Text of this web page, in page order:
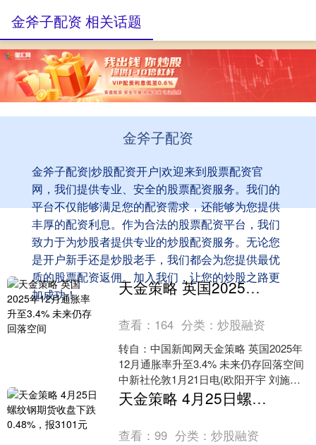
金斧子配资
金斧子配资|炒股配资开户|欢迎来到股票配资官
网，我们提供专业、安全的股票配资服务。我们的
平台不仅能够满足您的配资需求，还能够为您提供
丰厚的配资利息。作为合法的股票配资平台，我们
致力于为炒股者提供专业的炒股配资服务。无论您
是开户新手还是炒股老手，我们都会为您提供最优
质的股票配资返佣。加入我们，让您的炒股之路更
加成功！
金斧子配资 相关话题
天金策略 英国2025年12月通胀率升至3.4% 未来仍存回落空间
查看： 164 分类：炒股融资
转自：中国新闻网天金策略 英国2025年
12月通胀率升至3.4% 未来仍存回落空间
中新社伦敦1月21日电(欧阳开宇 刘施岑)
英国国家统计局21日公布的数据显示....
天金策略 4月25日螺纹钢期货收盘下跌0.48%，报3101元
查看：99 分类：炒股融资